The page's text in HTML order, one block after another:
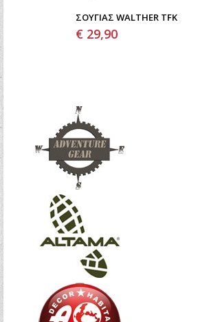
ΣΟΥΓΙΆΣ WALTHER TFK
€ 29,90